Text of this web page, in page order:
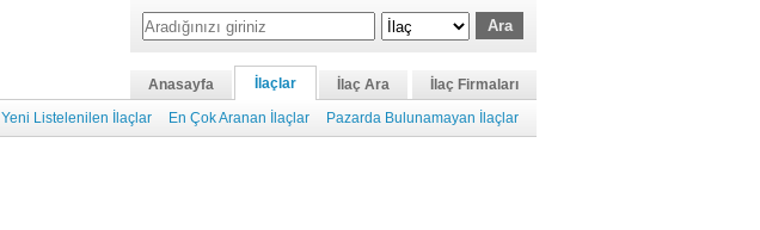
Anasayfa İlaçlar İlaç Ara
İlaç Firmaları
Yeni Listelenilen İlaçlar En Çok Aranan İlaçlar Pazarda Bulunamayan İlaçlar